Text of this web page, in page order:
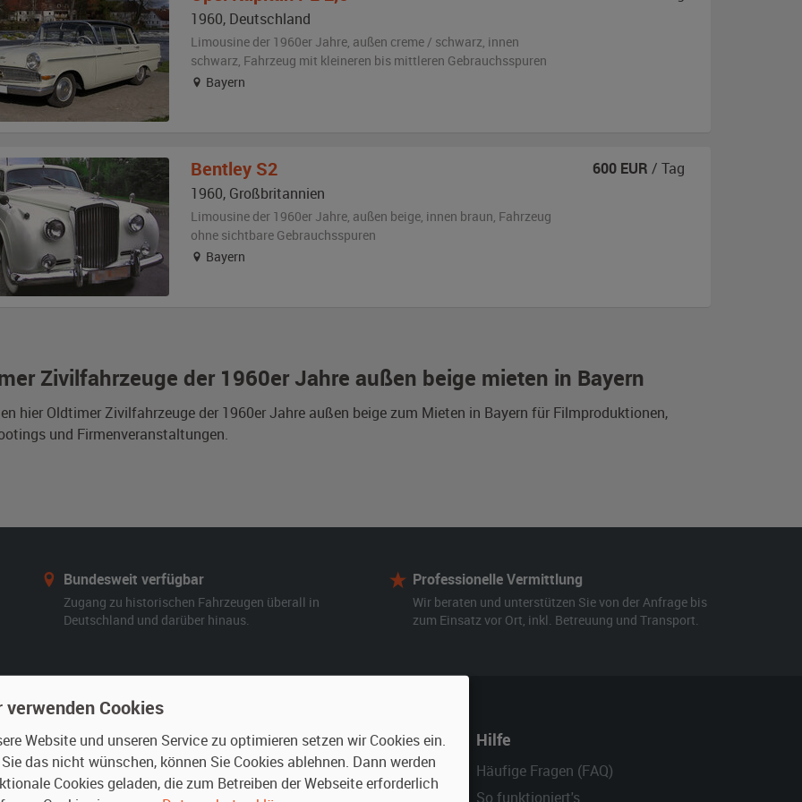
Zivilfahrzeuge der 1960er Jahre außen beige mieten in Bayern
hier Oldtimer Zivilfahrzeuge der 1960er Jahre außen beige zum Mieten in Bayern für Filmproduktionen,
und Firmenveranstaltungen.
1960, Deutschland
Limousine der 1960er Jahre, außen creme / schwarz, innen
schwarz, Fahrzeug mit kleineren bis mittleren Gebrauchsspuren
Bayern
Bentley S2
1960, Großbritannien
Limousine der 1960er Jahre, außen beige, innen braun, Fahrzeug
ohne sichtbare Gebrauchsspuren
Bayern
600 EUR / Tag
Bundesweit verfügbar
Zugang zu historischen Fahrzeugen überall in
Deutschland und darüber hinaus.
Professionelle Vermittlung
Wir beraten und unterstützen Sie von der Anfrage bis
zum Einsatz vor Ort, inkl. Betreuung und Transport.
mieten
Suche
Vermieten
Oldtimer anmelden
Fotos senden
Hilfe
Häufige Fragen (FAQ)
So funktioniert's
verwenden Cookies
Website und unseren Service zu optimieren setzen wir Cookies ein.
das nicht wünschen, können Sie Cookies ablehnen. Dann werden
Cookies geladen, die zum Betreiben der Webseite erforderlich